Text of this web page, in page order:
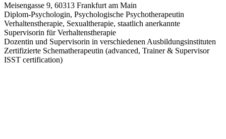
Meisengasse 9, 60313 Frankfurt am Main
Diplom-Psychologin, Psychologische Psychotherapeutin
Verhaltenstherapie, Sexualtherapie, staatlich anerkannte
Supervisorin für Verhaltenstherapie
Dozentin und Supervisorin in verschiedenen Ausbildungsinstituten
Zertifizierte Schematherapeutin (advanced, Trainer & Supervisor
ISST certification)